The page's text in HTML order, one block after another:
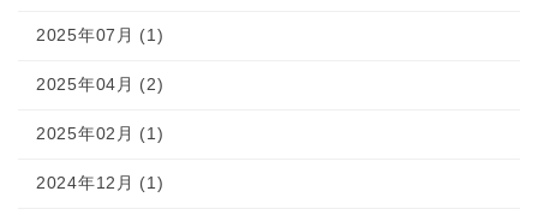
2025年07月 (1)
2025年04月 (2)
2025年02月 (1)
2024年12月 (1)